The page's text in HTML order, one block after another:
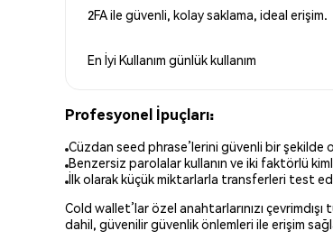
2FA ile güvenli, kolay saklama, ideal erişim.
En İyi Kullanım günlük kullanım
Profesyonel İpuçları:
Cüzdan seed phrase’lerini güvenli bir şekilde
Benzersiz parolalar kullanın ve iki faktörlü
İlk olarak küçük miktarlarla transferleri test
Cold wallet’lar özel anahtarlarınızı
dahil, güvenilir güvenlik önlemleri ile erişim